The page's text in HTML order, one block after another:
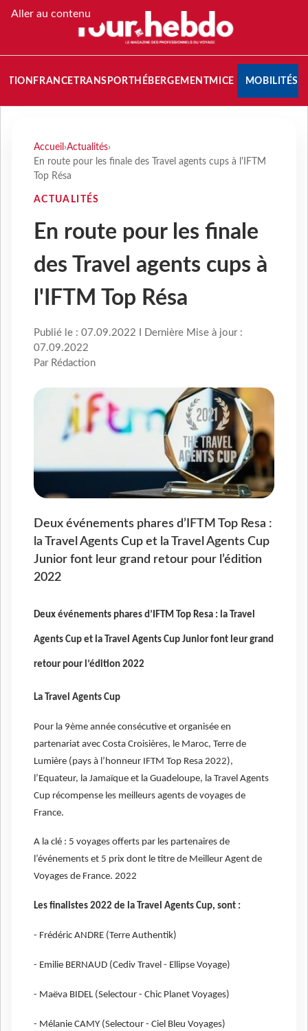
Aller au contenu
FRANCETRANSPORT HÉBERGEMENTMICE MOBILITÉS
Accueil ›Actualités›
En route pour les finale des Travel agents cups à l'IFTM
Top Résa
ACTUALITÉS
En route pour les finale
des Travel agents cups à
l'IFTM Top Résa
Publié le : 07.09.2022 I Dernière Mise à jour :
07.09.2022
Par Rédaction
Deux événements phares d’IFTM Top Resa :
la Travel Agents Cup et la Travel Agents Cup
Junior font leur grand retour pour l’édition
2022
Deux événements phares d’IFTM Top Resa : la Travel
Agents Cup et la Travel Agents Cup Junior font leur grand
retour pour l’édition 2022
La Travel Agents Cup
Pour la 9ème année consécutive et organisée en
partenariat avec Costa Croisières, le Maroc, Terre de
Lumière (pays à l’honneur IFTM Top Resa 2022),
l’Equateur, la Jamaïque et la Guadeloupe, la Travel Agents
Cup récompense les meilleurs agents de voyages de
France.
A la clé : 5 voyages offerts par les partenaires de
l’événements et 5 prix dont le titre de Meilleur Agent de
Voyages de France. 2022
Les finalistes 2022 de la Travel Agents Cup, sont :
- Frédéric ANDRE (Terre Authentik)
- Emilie BERNAUD (Cediv Travel - Ellipse Voyage)
- Maëva BIDEL (Selectour - Chic Planet Voyages)
- Mélanie CAMY (Selectour - Ciel Bleu Voyages)